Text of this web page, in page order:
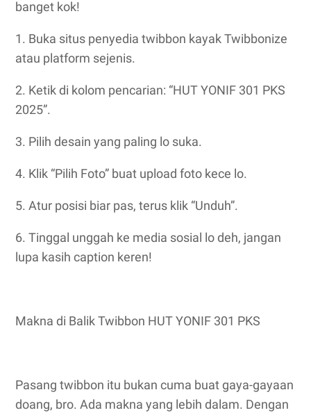
banget kok!
1. Buka situs penyedia twibbon kayak Twibbonize
atau platform sejenis.
2. Ketik di kolom pencarian: “HUT YONIF 301 PKS
2025”.
3. Pilih desain yang paling lo suka.
4. Klik “Pilih Foto” buat upload foto kece lo.
5. Atur posisi biar pas, terus klik “Unduh”.
6. Tinggal unggah ke media sosial lo deh, jangan
lupa kasih caption keren!
Makna di Balik Twibbon HUT YONIF 301 PKS
Pasang twibbon itu bukan cuma buat gaya-gayaan
doang, bro. Ada makna yang lebih dalam. Dengan